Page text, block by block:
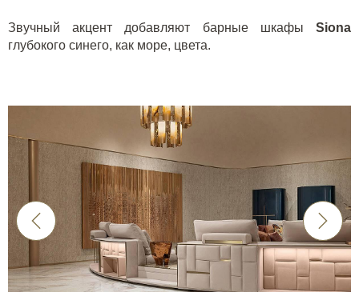
Звучный акцент добавляют барные шкафы Siona
глубокого синего, как море, цвета.